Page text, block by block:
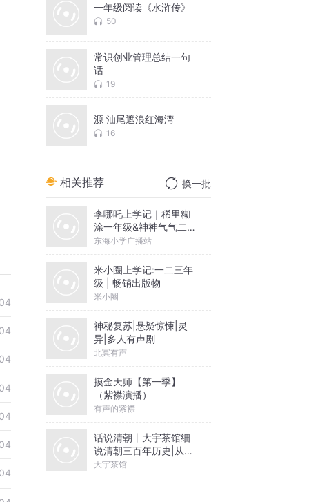
一年级阅读《水浒传》
50
常识创业管理总结一句
话
19
源 汕尾遮浪红海湾
16
相关推荐 换一批
李哪吒上学记｜稀里糊
涂一年级&神神气气二年
级
东海小学广播站
米小圈上学记:一二三年
级 | 畅销出版物
米小圈
神秘复苏|悬疑惊悚|灵
异|多人有声剧
北冥有声
摸金天师【第一季】
（紫襟演播）
有声的紫襟
话说清朝丨大宇茶馆细
说清朝三百年历史|从努
尔哈赤到末代皇帝溥仪|
大宇茶馆